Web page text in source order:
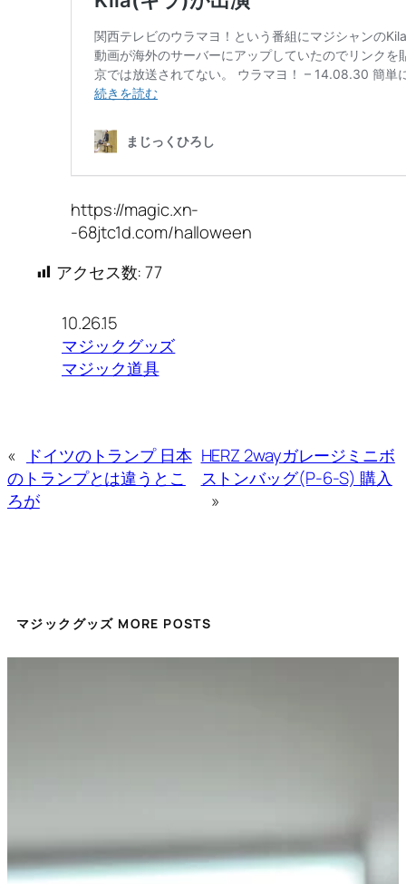
https://magic.xn-
-68jtc1d.com/halloween
アクセス数: 77
10.26.15
マジックグッズ
マジック道具
«
ドイツのトランプ 日本
のトランプとは違うとこ
ろが
HERZ 2wayガレージミニボ
ストンバッグ(P-6-S) 購入
»
マジックグッズ MORE POSTS